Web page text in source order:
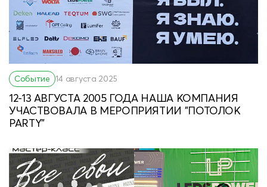
Событие 14 августа 2025
12-13 АВГУСТА 2005 ГОДА НАША КОМПАНИЯ
УЧАСТВОВАЛА В МЕРОПРИЯТИИ "ПОТОЛОК
PARTY"